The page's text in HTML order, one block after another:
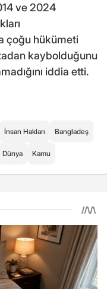
ve 2024
çoğu hükümeti
kaybolduğunu
iddia etti.
İnsan Hakları Bangladeş
Dünya Kamu